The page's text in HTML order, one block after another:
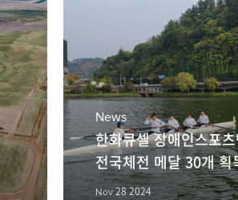
News
한화큐셀 장애인스포
전국체전 메달 30개 획
Nov 28 2024